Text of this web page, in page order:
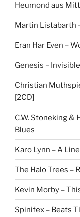
Heumond aus
Martin Listabarth
Eran Har Even –
Genesis –
Christian
[2CD]
C.W. Stoneking &
Blues
Karo Lynn – A
The Halo Trees –
Kevin Morby –
Spinifex – Beats